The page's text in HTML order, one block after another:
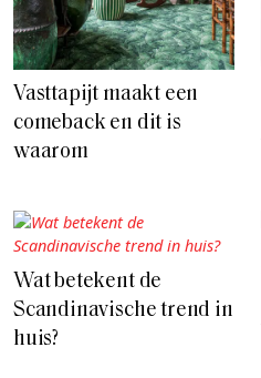
Vasttapijt maakt een
comeback en dit is
waarom
Wat betekent de
Scandinavische trend in
huis?